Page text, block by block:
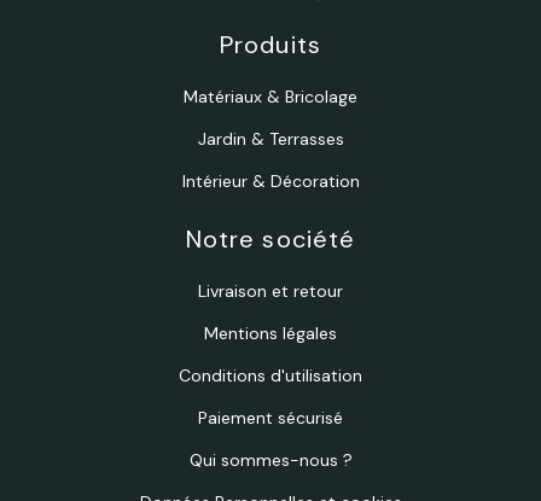
Produits
Matériaux & Bricolage
Jardin & Terrasses
Intérieur & Décoration
Notre société
Livraison et retour
Mentions légales
Conditions d'utilisation
Paiement sécurisé
Qui sommes-nous ?